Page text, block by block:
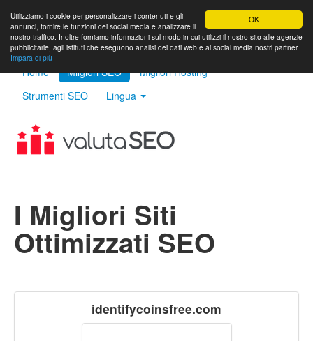
OK
Utilizziamo i cookie per personalizzare i contenuti e gli
annunci, fornire le funzioni dei social media e analizzare il
nostro traffico. Inoltre forniamo informazioni sul modo in cui utilizzi il nostro sito alle agenzie
pubblicitarie, agli istituti che eseguono analisi dei dati web e ai social media nostri partner.
Impara di più
Home Milgiori SEO
Migliori Hosting
Strumenti SEO
Lingua
I Migliori Siti
Ottimizzati SEO
identifycoinsfree.com